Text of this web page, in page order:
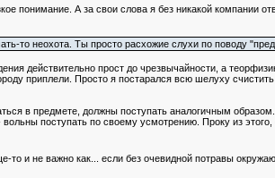
понимание. А за свои слова я без никакой компании
то неохота. Ты просто расхожие слухи по поводу
действительно прост до чрезвычайности, а
приплели. Просто я постарался всю шелуху
в предмете, должны поступать аналогичным
поступать по своему усмотрению. Проку из
то и не важно как... если без очевидной потравы